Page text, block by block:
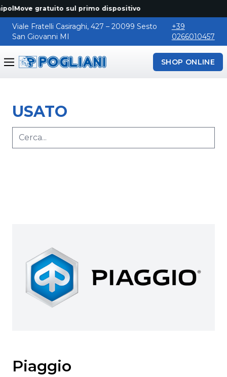
gratuito sul primo dispositivo
Viale Fratelli Casiraghi, 427 – 20099 Sesto
San Giovanni MI
+39
0266010457
SHOP ONLINE
USATO
Piaggio